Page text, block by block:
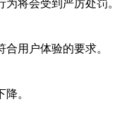
将会受到严厉处罚。
用户体验的要求。
。